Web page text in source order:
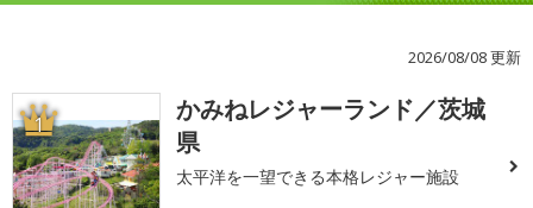
2026/08/08 更新
1
かみねレジャーランド／茨城
県
太平洋を一望できる本格レジャー施設